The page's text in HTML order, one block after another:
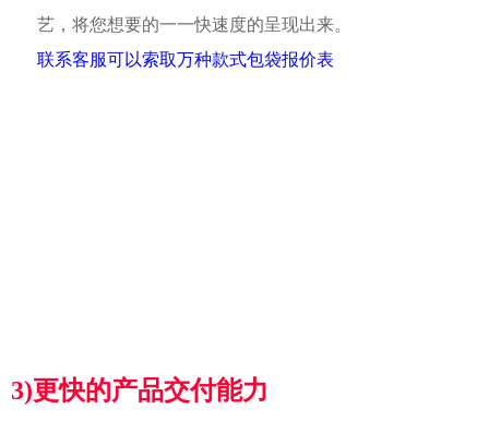
艺，将您想要的一一快速度的呈现出来。
联系客服可以索取万种款式包袋报价表
3)更快的产品交付能力